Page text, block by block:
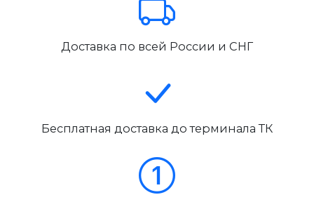
Доставка по всей России и СНГ
Бесплатная доставка до терминала ТК